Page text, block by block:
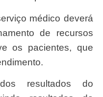
médico deverá
de recursos
os pacientes, que
resultados do